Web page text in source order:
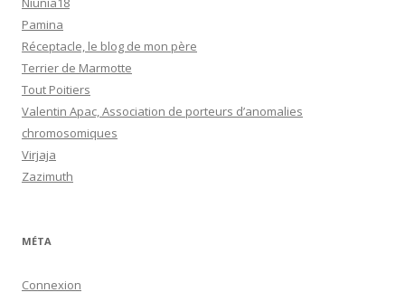
Pamina
Réceptacle, le blog de mon père
Terrier de Marmotte
Tout Poitiers
Valentin Apac, Association de porteurs d’anomalies
chromosomiques
Virjaja
Zazimuth
MÉTA
Connexion